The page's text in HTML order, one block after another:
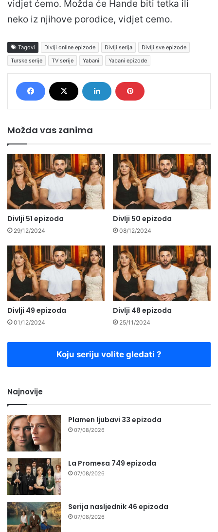
vidjet ćemo. Možda će Hande biti tetka ili
neko iz njihove porodice, vidjet cemo.
Tagovi Divlji online epizode Divlji serija
Divlji sve epizode
Turske serije
TV serije Yabani Yabani epizode
Možda vas zanima
Divlji 51 epizoda
29/12/2024
Divlji 50 epizoda
08/12/2024
Divlji 49 epizoda
01/12/2024
Divlji 48 epizoda
25/11/2024
Koju seriju volite gledati ?
Najnovije
Plamen ljubavi 33 epizoda
07/08/2026
La Promesa 749 epizoda
07/08/2026
Serija nasljednik 46 epizoda
07/08/2026